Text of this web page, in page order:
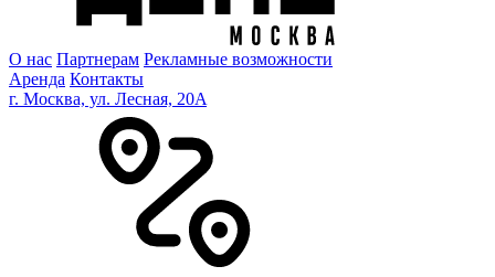
О нас Партнерам Рекламные возможности
Аренда Контакты
г. Москва, ул. Лесная, 20A